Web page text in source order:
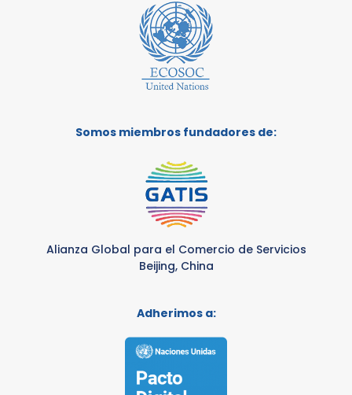
Somos miembros fundadores de:
Alianza Global para el Comercio de Servicios
Beijing, China
Adherimos a: